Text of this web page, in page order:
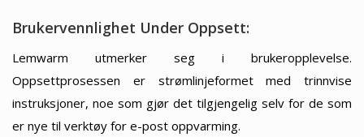
Brukervennlighet Under Oppsett:
Lemwarm utmerker seg i brukeropplevelse.
Oppsettprosessen er strømlinjeformet med trinnvise
instruksjoner, noe som gjør det tilgjengelig selv for de som
er nye til verktøy for e-post oppvarming.